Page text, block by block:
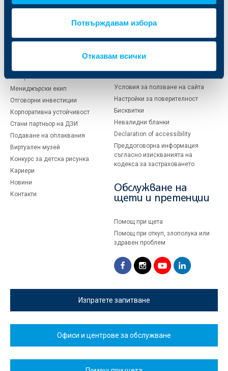
Потвърждавам избора
Отказвам всички
Пътуване и туризъм
Селско стопанство
За ДЗИ
Мениджърски екип
Отговорни инвестиции
Корпоративна устойчивост
Стани партньор на ДЗИ
Подаване на оплаквания
Виртуален музей
Конкурс за детска рисунка
Кариери
Новини
Контакти
Полезна
Условия за ползване на сайта
Настройки за поверителност
Бисквитки
Невалидни бланки
Declaration of accessibility
Преддоговорна информация
съгласно изискванията на
кодекса за застраховането
Обслужване на
щети и претенции
Помощ при щета
Помощ при откуп, злополука или
здравен проблем
Изпратете запитване
Офиси и центрове за обслужване